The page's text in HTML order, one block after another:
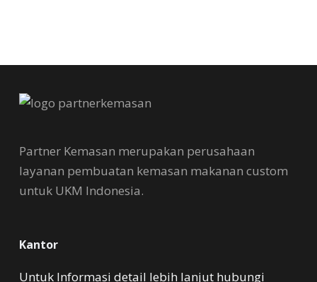
Partner Kemasan merupakan perusahaan
layanan pembuatan kemasan makanan custom
untuk UKM Indonesia.
Kantor
Untuk Informasi detail lebih lanjut hubungi